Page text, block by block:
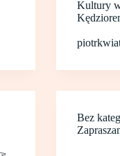
Kultury
Bez